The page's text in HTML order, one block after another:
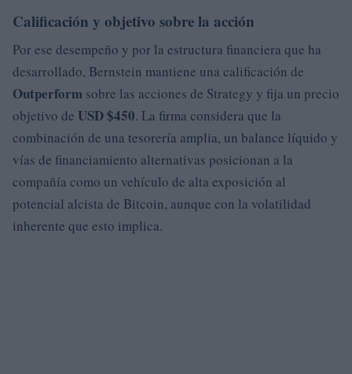
Calificación y objetivo sobre la acción
Por ese desempeño y por la estructura financiera que ha
desarrollado, Bernstein mantiene una calificación de
Outperform sobre las acciones de Strategy y fija un precio
objetivo de USD $450. La firma considera que la
combinación de una tesorería amplia, un balance líquido y
vías de financiamiento alternativas posicionan a la
compañía como un vehículo de alta exposición al
potencial alcista de Bitcoin, aunque con la volatilidad
inherente que esto implica.